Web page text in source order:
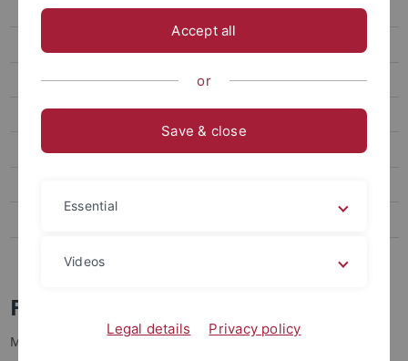
Internationale Forschende
Exzellente Forschungsbedingungen
Werte
Karriereentwicklung
Benefits
Stellenangebote veröffentlichen
Freie Stellen
Mit dieser Liste wird kein Anspruch auf Vollständigkeit
Accept all
or
Save & close
Essential
Videos
Legal details Privacy policy